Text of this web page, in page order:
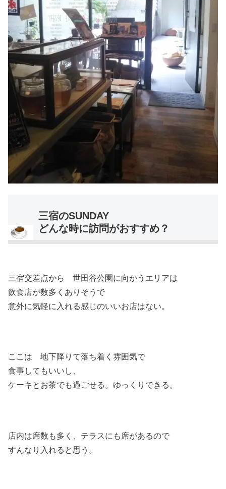
三宿のSUNDAY
どんな時に訪問がおすすめ？
三宿交差点から 世田谷公園に向かうエリアは
飲食店が数多くありそうで
意外に気軽に入れる感じのいいお店はない。
ここは 地下降りて落ち着く雰囲気で
食事してもいいし、
ケーキとお茶でも過ごせる。ゆっくりできる。
店内は席数も多く、テラスにも席があるので
すんなり入れると思う。